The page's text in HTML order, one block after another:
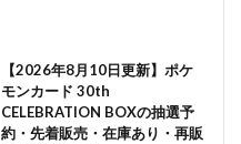
【2026年8月10日更新】ポケ
モンカード 30th
CELEBRATION BOXの抽選予
約・先着販売・在庫あり・再販